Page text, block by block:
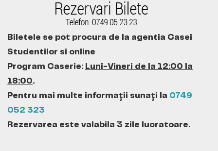
Biletele se pot procura de la agentia Casei
Studentilor si online
Program Caserie: Luni-Vineri de la 12:00 la
18:00.
Pentru mai multe informații sunați la 0749
052 323
Rezervarea este valabila 3 zile lucratoare.